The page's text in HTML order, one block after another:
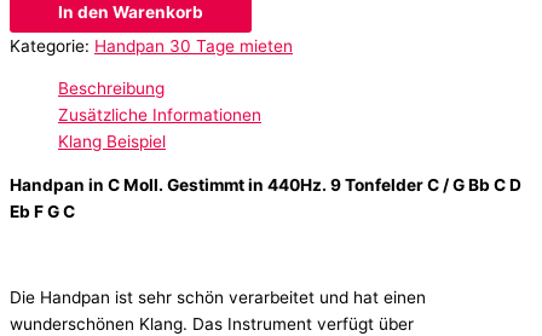
In den Warenkorb
Kategorie: Handpan 30 Tage mieten
Beschreibung
Zusätzliche Informationen
Klang Beispiel
Handpan in C Moll. Gestimmt in 440Hz. 9 Tonfelder C / G Bb C D
Eb F G C
Die Handpan ist sehr schön verarbeitet und hat einen
wunderschönen Klang. Das Instrument verfügt über